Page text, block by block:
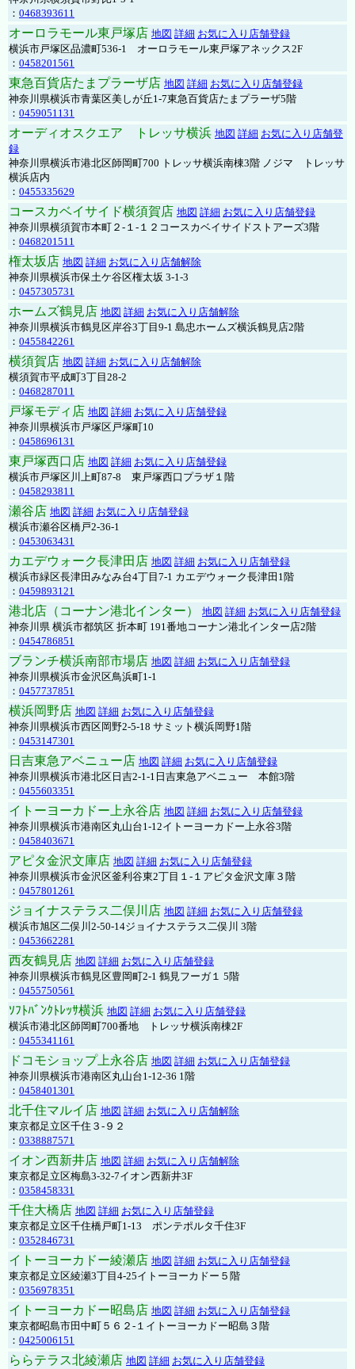
： 0468393611
オーロラモール東戸塚店 地図 詳細 お気に入り店舗登録
横浜市戸塚区品濃町536-1 オーロラモール東戸塚アネックス2F
： 0458201561
東急百貨店たまプラーザ店 地図 詳細 お気に入り店舗登録
神奈川県横浜市青葉区美しが丘1-7東急百貨店たまプラーザ5階
： 0459051131
オーディオスクエア トレッサ横浜 地図 詳細 お気に入り店舗登
録
神奈川県横浜市港北区師岡町700 トレッサ横浜南棟3階 ノジマ トレッサ
横浜店内
： 0455335629
コースカベイサイド横須賀店 地図 詳細 お気に入り店舗登録
神奈川県横須賀市本町２-１-１２コースカベイサイドストアーズ3階
： 0468201511
権太坂店 地図 詳細 お気に入り店舗解除
神奈川県横浜市保土ケ谷区権太坂 3-1-3
： 0457305731
ホームズ鶴見店 地図 詳細 お気に入り店舗解除
神奈川県横浜市鶴見区岸谷3丁目9-1 島忠ホームズ横浜鶴見店2階
： 0455842261
横須賀店 地図 詳細 お気に入り店舗解除
横須賀市平成町3丁目28-2
： 0468287011
戸塚モディ店 地図 詳細 お気に入り店舗登録
神奈川県横浜市戸塚区戸塚町10
： 0458696131
東戸塚西口店 地図 詳細 お気に入り店舗登録
横浜市戸塚区川上町87-8 東戸塚西口プラザ１階
： 0458293811
瀬谷店 地図 詳細 お気に入り店舗登録
横浜市瀬谷区橋戸2-36-1
： 0453063431
カエデウォーク長津田店 地図 詳細 お気に入り店舗登録
横浜市緑区長津田みなみ台4丁目7-1 カエデウォーク長津田1階
： 0459893121
港北店（コーナン港北インター） 地図 詳細 お気に入り店舗登録
神奈川県 横浜市都筑区 折本町 191番地コーナン港北インター店2階
： 0454786851
ブランチ横浜南部市場店 地図 詳細 お気に入り店舗登録
神奈川県横浜市金沢区鳥浜町1-1
： 0457737851
横浜岡野店 地図 詳細 お気に入り店舗登録
神奈川県横浜市西区岡野2-5-18 サミット横浜岡野1階
： 0453147301
日吉東急アベニュー店 地図 詳細 お気に入り店舗登録
神奈川県横浜市港北区日吉2-1-1日吉東急アベニュー 本館3階
： 0455603351
イトーヨーカドー上永谷店 地図 詳細 お気に入り店舗登録
神奈川県横浜市港南区丸山台1-12イトーヨーカドー上永谷3階
： 0458403671
アピタ金沢文庫店 地図 詳細 お気に入り店舗登録
神奈川県横浜市金沢区釜利谷東2丁目１-１アピタ金沢文庫３階
： 0457801261
ジョイナステラス二俣川店 地図 詳細 お気に入り店舗登録
横浜市旭区二俣川2-50-14ジョイナステラス二俣川 3階
： 0453662281
西友鶴見店 地図 詳細 お気に入り店舗登録
神奈川県横浜市鶴見区豊岡町2-1 鶴見フーガ１ 5階
： 0455750561
ｿﾌﾄﾊﾞﾝｸﾄﾚｯｻ横浜 地図 詳細 お気に入り店舗登録
横浜市港北区師岡町700番地 トレッサ横浜南棟2F
： 0455341161
ドコモショップ上永谷店 地図 詳細 お気に入り店舗登録
神奈川県横浜市港南区丸山台1-12-36 1階
： 0458401301
北千住マルイ店 地図 詳細 お気に入り店舗解除
東京都足立区千住３-９２
： 0338887571
イオン西新井店 地図 詳細 お気に入り店舗解除
東京都足立区梅島3-32-7イオン西新井3F
： 0358458331
千住大橋店 地図 詳細 お気に入り店舗登録
東京都足立区千住橋戸町1-13 ポンテポルタ千住3F
： 0352846731
イトーヨーカドー綾瀬店 地図 詳細 お気に入り店舗登録
東京都足立区綾瀬3丁目4-25イトーヨーカドー５階
： 0356978351
イトーヨーカドー昭島店 地図 詳細 お気に入り店舗登録
東京都昭島市田中町５６２-１イトーヨーカドー昭島３階
： 0425006151
ららテラス北綾瀬店 地図 詳細 お気に入り店舗登録